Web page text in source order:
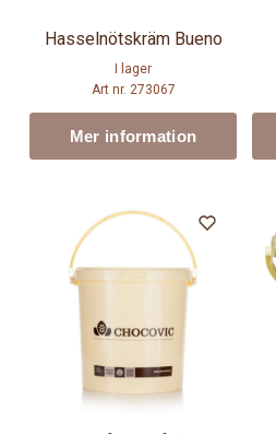
Hasselnötskräm Bueno
I lager
Art nr. 273067
Mer information